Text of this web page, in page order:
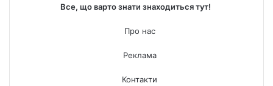
Все, що варто знати знаходиться тут!
Про нас
Реклама
Контакти